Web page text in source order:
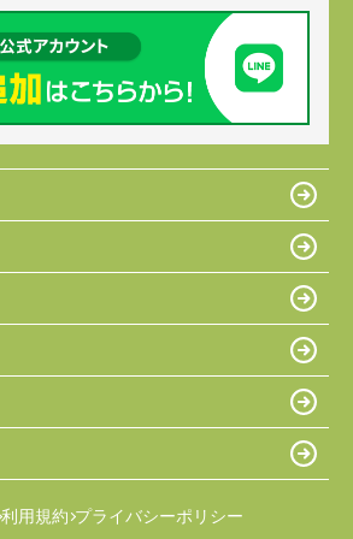
利用規約 プライバシーポリシー